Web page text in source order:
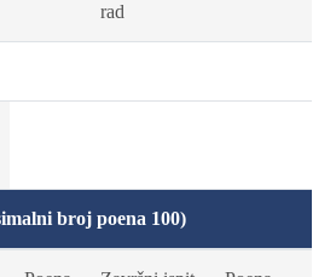
rad
broj poena 100)